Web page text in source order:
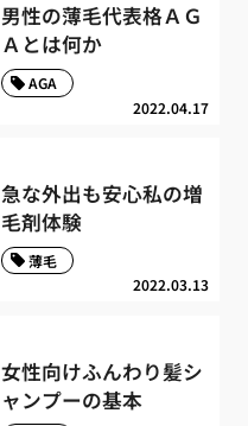
男性の薄毛代表格ＡＧ
Ａとは何か
2022.04.17
AGA
急な外出も安心私の増
毛剤体験
2022.03.13
薄毛
女性向けふんわり髪シ
ャンプーの基本